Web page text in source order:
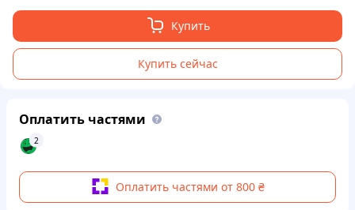
Купить
Купить сейчас
Оплатить частями
2
Оплатить частями от 800 ₴